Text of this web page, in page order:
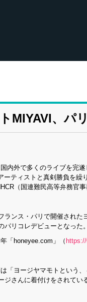
MIYAVI、パ
内外で多くのライブを完
ーティストと真剣勝負を
（国連難民高等弁務官
ランス・パリで開催され
リコレデビューとなった。
「honeyee.com」（
「ヨージヤマモトという
ジさんに着付けをされて